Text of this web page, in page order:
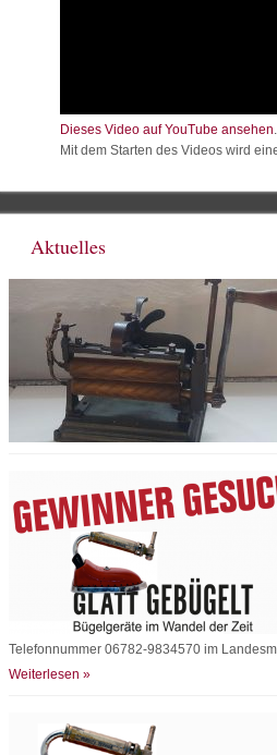
Dieses Video auf YouTube ansehen.
Mit dem Starten des Videos wird
Aktuelles
Telefonnummer 06782-9834570 im
Weiterlesen »